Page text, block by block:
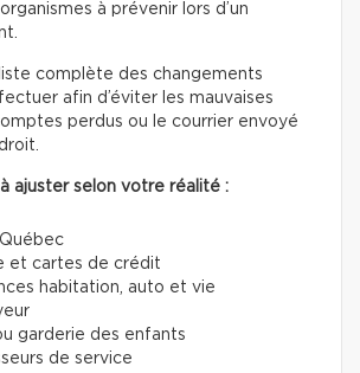
organismes à prévenir lors d’un
complète des changements
afin d’éviter les mauvaises
perdus ou le courrier envoyé
ajuster selon votre réalité :
et cartes de crédit
habitation, auto et vie
garderie des enfants
de service